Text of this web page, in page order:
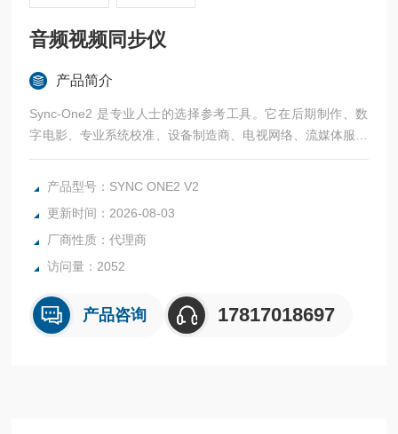
音频视频同步仪
产品简介
Sync-One2 是专业人士的选择参考工具。它在后期制作、数
字电影、专业系统校准、设备制造商、电视网络、流媒体服务
提供商以及许多其他依赖精确 AV 同步的行业中受到全球信
赖。Sync-One2 嵌入到全球许多设备制造商和测试机构的测
产品型号：SYNC ONE2 V2
更新时间：2026-08-03
厂商性质：代理商
访问量：2052
产品咨询 17817018697